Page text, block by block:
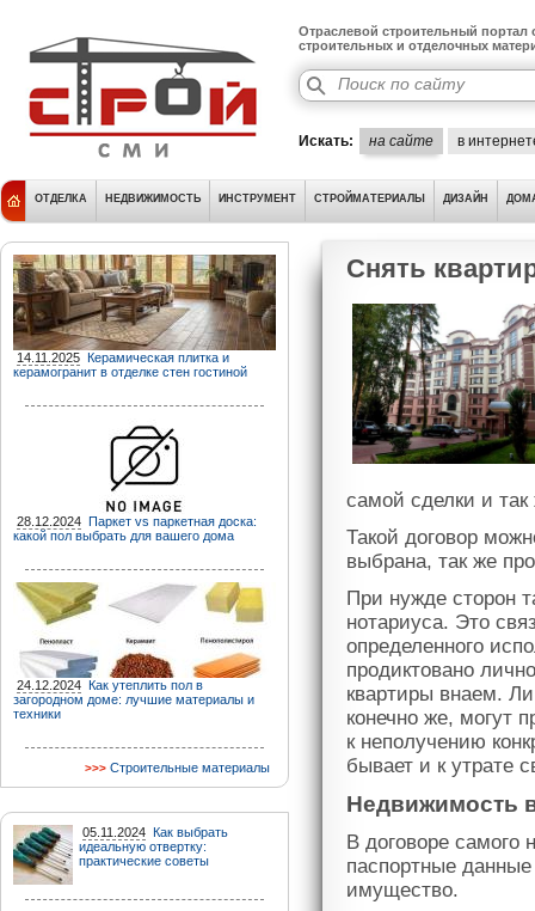
Отраслевой строительный портал
строительных и отделочных
Искать: на сайте в
ОТДЕЛКА НЕДВИЖИМОСТЬ ИНСТРУМЕНТ СТРОЙМАТЕРИАЛЫ ДИЗАЙН
14.11.2025 Керамическая плитка и
керамогранит в отделке стен гостиной
28.12.2024 Паркет vs паркетная доска:
какой пол выбрать для вашего дома
24.12.2024 Как утеплить пол в
загородном доме: лучшие материалы и
техники
Строительные материалы
05.11.2024 Как выбрать
идеальную отвертку:
практические советы
Снять
самой сделки и
Такой договор
выбрана, так же
При нужде сторон
нотариуса. Это
определенного
продиктовано
квартиры внаем.
конечно же, могут
к неполучению
бывает и к утрате
Недвижимость
В договоре самого
паспортные
имущество.